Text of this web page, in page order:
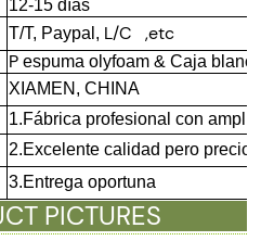
12-15 días
T/T, Paypal, L/C ,etc
P espuma olyfoam & Caja
XIAMEN, CHINA
1.Fábrica profesional con amplia
2.Excelente calidad pero precio
3.Entrega oportuna
PICTURES